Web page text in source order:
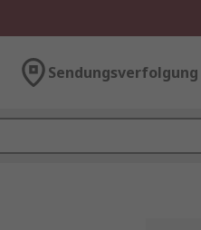
Sendungsverfolgung